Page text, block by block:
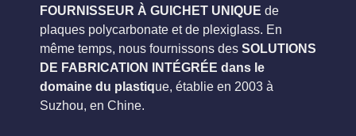
FOURNISSEUR À GUICHET UNIQUE de
plaques polycarbonate et de plexiglass. En
même temps, nous fournissons des SOLUTIONS
DE FABRICATION INTÉGRÉE dans le
domaine du plastique, établie en 2003 à
Suzhou, en Chine.